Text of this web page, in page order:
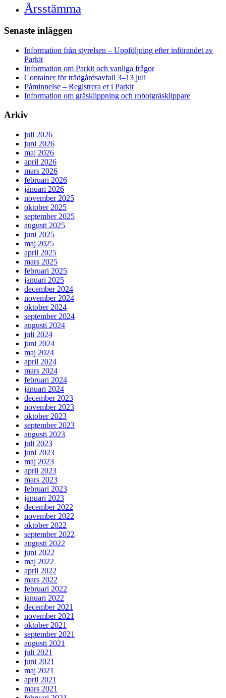
Årsstämma
Senaste inläggen
Information från styrelsen – Uppföljning efter införandet av
Parkit
Information om Parkit och vanliga frågor
Container för trädgårdsavfall 3–13 juli
Påminnelse – Registrera er i Parkit
Information om gräsklippning och robotgräsklippare
Arkiv
juli 2026
juni 2026
maj 2026
april 2026
mars 2026
februari 2026
januari 2026
november 2025
oktober 2025
september 2025
augusti 2025
juni 2025
maj 2025
april 2025
mars 2025
februari 2025
januari 2025
december 2024
november 2024
oktober 2024
september 2024
augusti 2024
juli 2024
juni 2024
maj 2024
april 2024
mars 2024
februari 2024
januari 2024
december 2023
november 2023
oktober 2023
september 2023
augusti 2023
juli 2023
juni 2023
maj 2023
april 2023
mars 2023
februari 2023
januari 2023
december 2022
november 2022
oktober 2022
september 2022
augusti 2022
juni 2022
maj 2022
april 2022
mars 2022
februari 2022
januari 2022
december 2021
november 2021
oktober 2021
september 2021
augusti 2021
juli 2021
juni 2021
maj 2021
april 2021
mars 2021